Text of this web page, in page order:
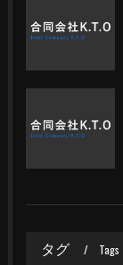
タグ Tags